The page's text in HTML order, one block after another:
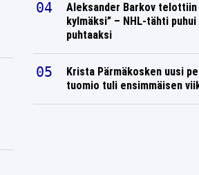
Aleksander Barkov telottiin
kylmäksi” – NHL-tähti
puhtaaksi
Krista Pärmäkosken uusi
tuomio tuli ensimmäisen